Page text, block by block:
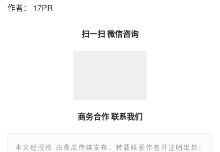
作者： 17PR
扫一扫 微信咨询
商务合作 联系我们
本文经授权 由青瓜传媒发布，转载联系作者并注明出处：